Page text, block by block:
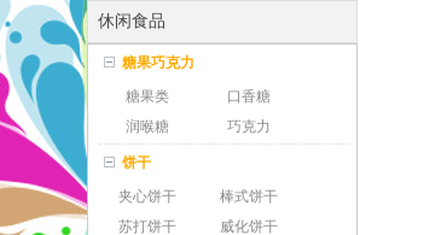
休闲食品
糖果巧克力
糖果类
口香糖
润喉糖
巧克力
饼干
夹心饼干
棒式饼干
苏打饼干
威化饼干